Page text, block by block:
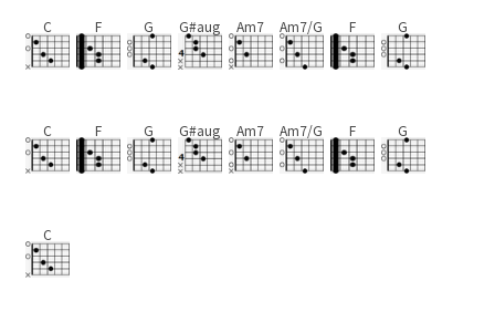
C F G G#aug Am7 Am7/G F G
C F G G#aug Am7 Am7/G F G
C